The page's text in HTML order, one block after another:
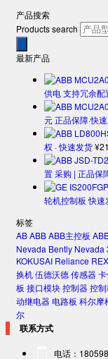
产品搜索
Products search
最新产品
供电 支持冗余配
元 正品保障·快
权 · 快速发货¥
置 采购 | 正品保
轮机控制板 快速
标签
ABABBABB主控板
Nevada Bently Nevada
KOKUSAI Reliance
换机伍德沃德传感器
板 接口模块控制器控
动继电器电路板 科尔摩
尔
联系方式
电话：